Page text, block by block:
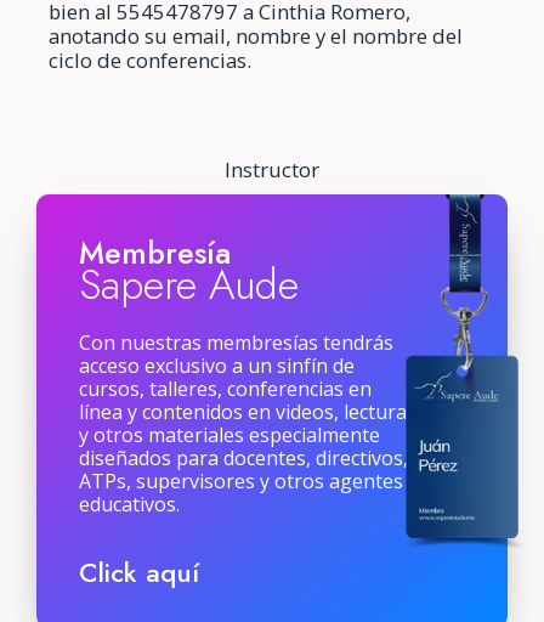
Instructor
bien al 5545478797 a Cinthia Romero,
anotando su email, nombre y el nombre del
ciclo de conferencias.
Membresía
Sapere Aude
Con nuestras membresías tendrás
acceso exclusivo a un sinfín de
cursos, talleres, conferencias en
línea y contenidos en videos, lecturas
y otros materiales especialmente
diseñados para docentes, directivos,
ATPs, supervisores y otros agentes
educativos.
Click aquí